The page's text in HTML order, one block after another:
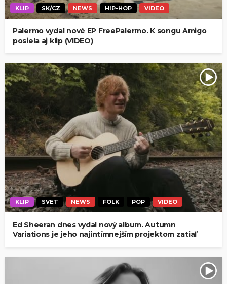
KLIP SK/CZ NEWS HIP-HOP VIDEO
Palermo vydal nové EP FreePalermo. K songu Amigo
posiela aj klip (VIDEO)
KLIP SVET NEWS FOLK POP VIDEO
Ed Sheeran dnes vydal nový album. Autumn
Variations je jeho najintímnejším projektom zatiaľ